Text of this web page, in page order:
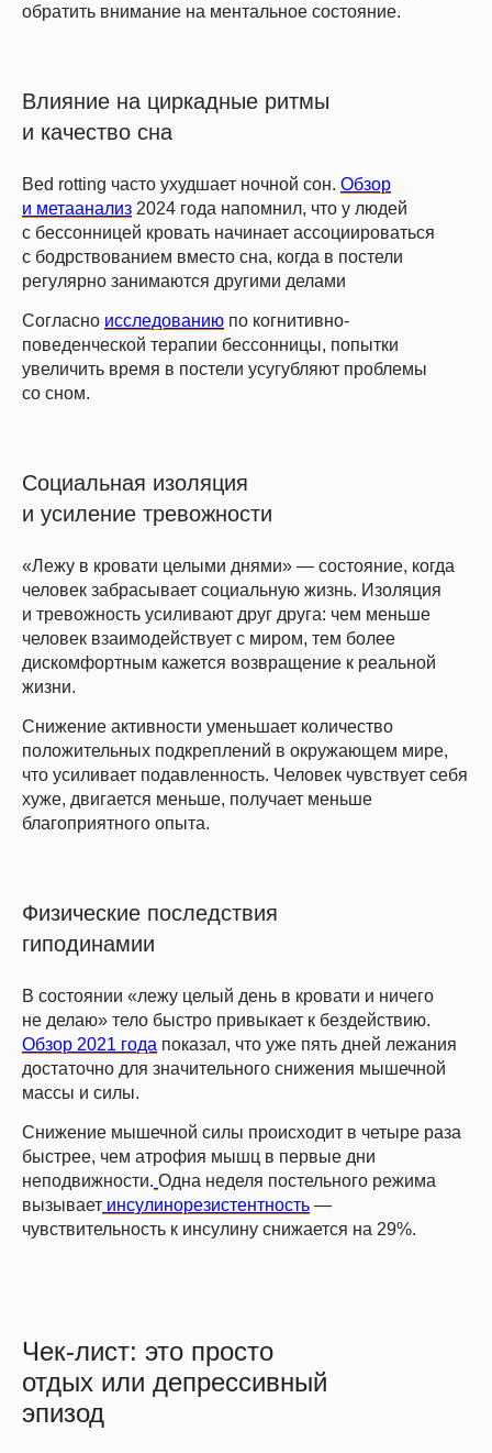
обратить внимание на ментальное состояние.
Влияние на циркадные ритмы
и качество сна
Bed rotting часто ухудшает ночной сон. Обзор
и метаанализ 2024 года напомнил, что у людей
с бессонницей кровать начинает ассоциироваться
с бодрствованием вместо сна, когда в постели
регулярно занимаются другими делами
Согласно исследованию по когнитивно-
поведенческой терапии бессонницы, попытки
увеличить время в постели усугубляют проблемы
со сном.
Социальная изоляция
и усиление тревожности
«Лежу в кровати целыми днями» — состояние, когда
человек забрасывает социальную жизнь. Изоляция
и тревожность усиливают друг друга: чем меньше
человек взаимодействует с миром, тем более
дискомфортным кажется возвращение к реальной
жизни.
Снижение активности уменьшает количество
положительных подкреплений в окружающем мире,
что усиливает подавленность. Человек чувствует себя
хуже, двигается меньше, получает меньше
благоприятного опыта.
Физические последствия
гиподинамии
В состоянии «лежу целый день в кровати и ничего
не делаю» тело быстро привыкает к бездействию.
Обзор 2021 года показал, что уже пять дней лежания
достаточно для значительного снижения мышечной
массы и силы.
Снижение мышечной силы происходит в четыре раза
быстрее, чем атрофия мышц в первые дни
неподвижности. Одна неделя постельного режима
вызывает инсулинорезистентность —
чувствительность к инсулину снижается на 29%.
Чек-лист: это просто
отдых или депрессивный
эпизод